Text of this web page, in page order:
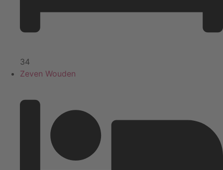
34
Zeven Wouden